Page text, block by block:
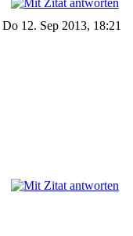
Do 12. Sep 2013, 18:21